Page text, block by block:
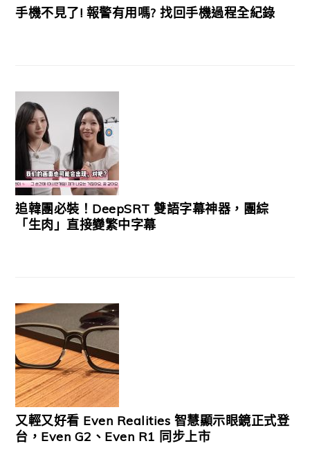
手機不見了! 報警有用嗎? 找回手機過程全紀錄
追韓團必裝！DeepSRT 雙語字幕神器，團綜
「生肉」直接變繁中字幕
又輕又好看 Even Realities 智慧顯示眼鏡正式登
台，Even G2、Even R1 同步上市